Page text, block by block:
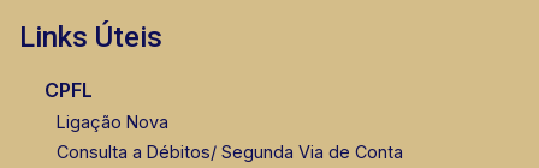
Links Úteis
CPFL
Ligação Nova
Consulta a Débitos/ Segunda Via de Conta